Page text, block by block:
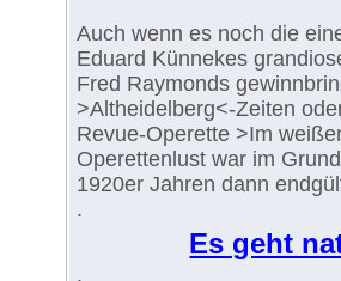
Auch wenn es noch die
Eduard Künnekes
Fred Raymonds
>Altheidelberg<-Zeiten
Revue-Operette >Im
Operettenlust war im
1920er Jahren dann
.
Es geht
.